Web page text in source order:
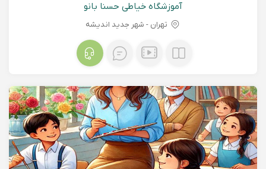
آموزشگاه خیاطی حسنا بانو
تهران - شهر جدید اندیشه